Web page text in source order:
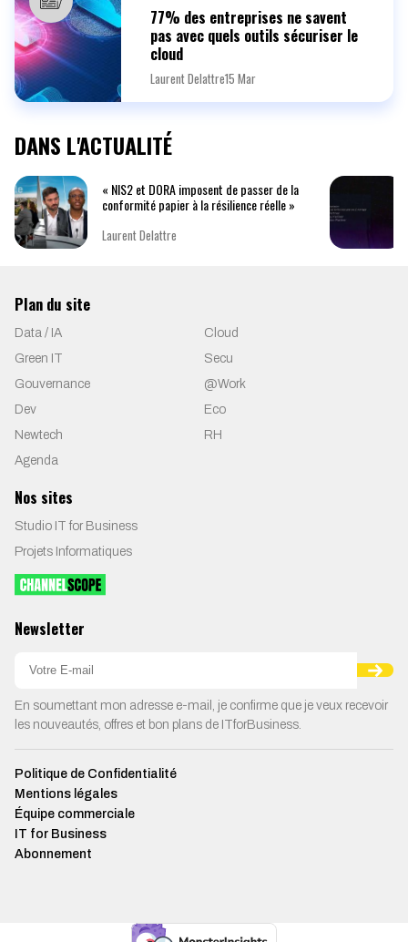
77% des entreprises ne savent
pas avec quels outils sécuriser le
cloud
Laurent Delattre15 Mar
DANS L'ACTUALITÉ
« NIS2 et DORA imposent de passer de la
conformité papier à la résilience réelle »
Laurent Delattre
Plan du site
Data / IA
Cloud
Green IT
Secu
Gouvernance
@Work
Dev
Eco
Newtech
RH
Agenda
Nos sites
Studio IT for Business
Projets Informatiques
Newsletter
En soumettant mon adresse e-mail, je confirme que je veux recevoir
les nouveautés, offres et bon plans de ITforBusiness.
Politique de Confidentialité
Mentions légales
Équipe commerciale
IT for Business
Abonnement